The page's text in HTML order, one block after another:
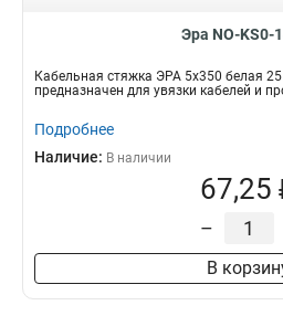
Эра NO-KS0-
Кабельная стяжка ЭРА 5х350 белая
предназначен для увязки кабелей и
Подробнее
Наличие: В наличии
67,25
–
В